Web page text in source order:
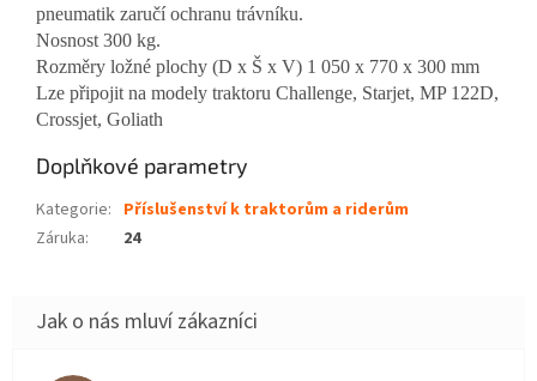
pneumatik zaručí ochranu trávníku.
Nosnost 300 kg.
Rozměry ložné plochy (D x Š x V) 1 050 x 770 x 300 mm
Lze připojit na modely traktoru Challenge, Starjet, MP 122D,
Crossjet, Goliath
Doplňkové parametry
Kategorie: Příslušenství k traktorům a riderům
Záruka: 24